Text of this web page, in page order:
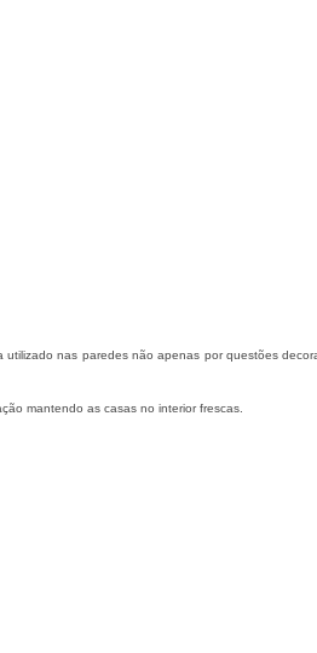
nas paredes não apenas por questões
mantendo as casas no interior frescas.